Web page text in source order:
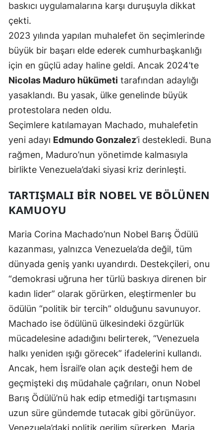
baskıcı uygulamalarına karşı duruşuyla dikkat
çekti.
2023 yılında yapılan muhalefet ön seçimlerinde
büyük bir başarı elde ederek cumhurbaşkanlığı
için en güçlü aday haline geldi. Ancak 2024’te
Nicolas Maduro hükümeti tarafından adaylığı
yasaklandı. Bu yasak, ülke genelinde büyük
protestolara neden oldu.
Seçimlere katılamayan Machado, muhalefetin
yeni adayı Edmundo Gonzalez’i destekledi. Buna
rağmen, Maduro’nun yönetimde kalmasıyla
birlikte Venezuela’daki siyasi kriz derinleşti.
TARTIŞMALI BIR NOBEL VE BÖLÜNEN
KAMUOYU
Maria Corina Machado’nun Nobel Barış Ödülü
kazanması, yalnızca Venezuela’da değil, tüm
dünyada geniş yankı uyandırdı. Destekçileri, onu
“demokrasi uğruna her türlü baskıya direnen bir
kadın lider” olarak görürken, eleştirmenler bu
ödülün “politik bir tercih” olduğunu savunuyor.
Machado ise ödülünü ülkesindeki özgürlük
mücadelesine adadığını belirterek, “Venezuela
halkı yeniden ışığı görecek” ifadelerini kullandı.
Ancak, hem İsrail’e olan açık desteği hem de
geçmişteki dış müdahale çağrıları, onun Nobel
Barış Ödülü’nü hak edip etmediği tartışmasını
uzun süre gündemde tutacak gibi görünüyor.